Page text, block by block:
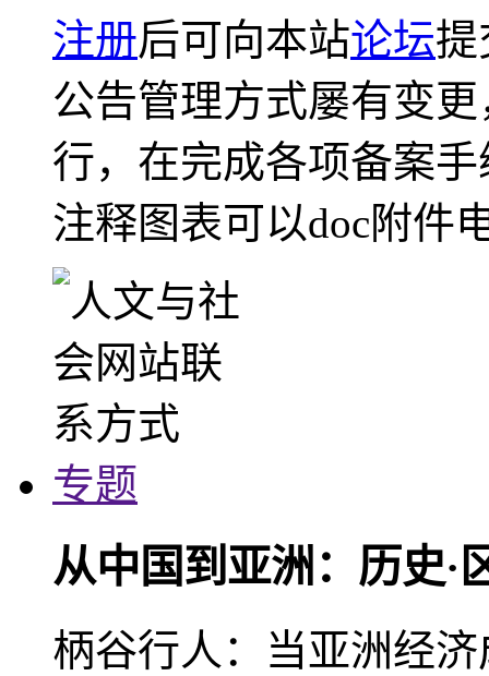
注册后可向本站论坛提
公告管理方式屡有变
行，在完成各项备案
注释图表可以doc附件
专题
从中国到亚洲：历史·
柄谷行人：当亚洲经